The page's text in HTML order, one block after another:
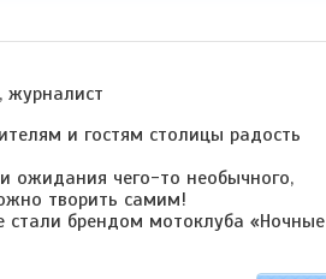
журналист
и гостям столицы радость
ожидания чего-то необычного,
творить самим!
стали брендом мотоклуба «Ночные